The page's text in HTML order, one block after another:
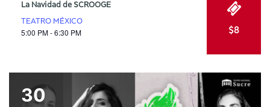
La Navidad de SCROOGE
TEATRO MÉXICO
5:00 PM - 6:30 PM $8
30